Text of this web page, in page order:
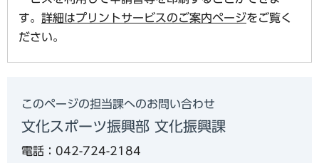
す。 詳細はプリントサービスのご案内ページをご覧く
ださい。
このページの担当課へのお問い合わせ
文化スポーツ振興部 文化振興課
電話：042-724-2184